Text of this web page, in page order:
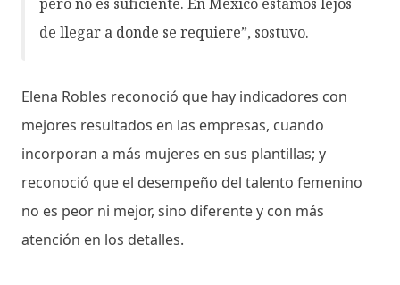
de llegar a donde se requiere”, sostuvo.
Elena Robles reconoció que hay indicadores con
mejores resultados en las empresas, cuando
incorporan a más mujeres en sus plantillas; y
reconoció que el desempeño del talento femenino
no es peor ni mejor, sino diferente y con más
atención en los detalles.